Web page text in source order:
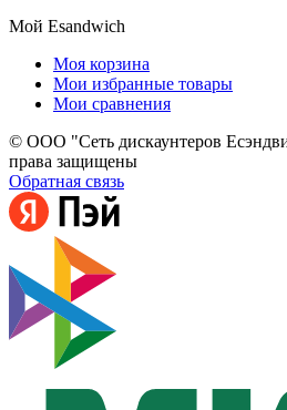
Мой Esandwich
Моя корзина
Мои избранные товары
Мои сравнения
© ООО "Сеть дискаунтеров
права защищены
Обратная связь